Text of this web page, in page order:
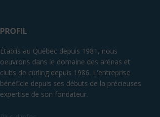
PROFIL
Établis au Québec depuis 1981, nous
oeuvrons dans le domaine des arénas et
clubs de curling depuis 1986. L'entreprise
bénéficie depuis ses débuts de la précieuses
expertise de son fondateur.